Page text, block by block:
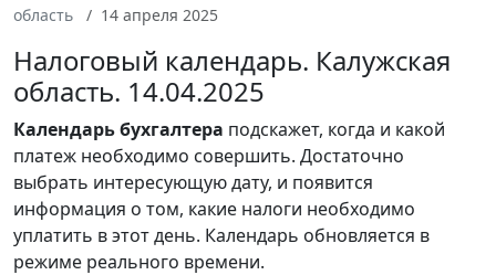
область
14 апреля 2025
Налоговый календарь. Калужская
область. 14.04.2025
Календарьбухгалтера подскажет, когда и какой
платеж необходимо совершить. Достаточно
выбрать интересующую дату, и появится
информация о том, какие налоги необходимо
уплатить в этот день. Календарь обновляется в
режиме реального времени.